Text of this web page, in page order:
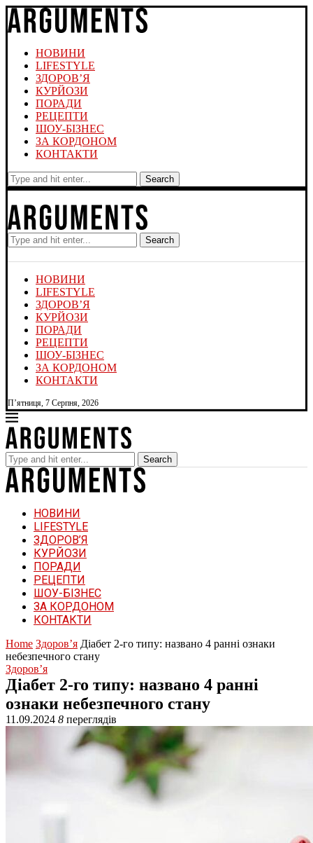
НОВИНИ
LIFESTYLE
ЗДОРОВ’Я
КУРЙОЗИ
ПОРАДИ
РЕЦЕПТИ
ШОУ-БІЗНЕС
ЗА КОРДОНОМ
КОНТАКТИ
Search
Search
НОВИНИ
LIFESTYLE
ЗДОРОВ’Я
КУРЙОЗИ
ПОРАДИ
РЕЦЕПТИ
ШОУ-БІЗНЕС
ЗА КОРДОНОМ
КОНТАКТИ
П’ятниця, 7 Серпня, 2026
Search
НОВИНИ
LIFESTYLE
ЗДОРОВ’Я
КУРЙОЗИ
ПОРАДИ
РЕЦЕПТИ
ШОУ-БІЗНЕС
ЗА КОРДОНОМ
КОНТАКТИ
Home Здоров’я Діабет 2-го типу: названо 4 ранні ознаки
небезпечного стану
Здоров’я
Діабет 2-го типу: названо 4 ранні
ознаки небезпечного стану
11.09.2024 8 переглядів